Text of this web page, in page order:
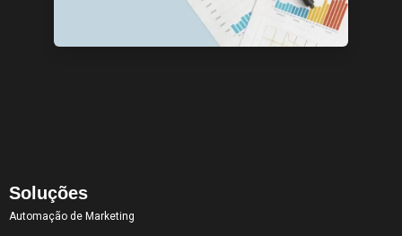
Soluções
Automação de Marketing